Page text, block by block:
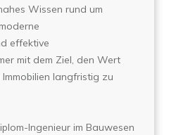
Wissen rund um
effektive
mit dem Ziel, den Wert
langfristig zu
Ingenieur im Bauwesen